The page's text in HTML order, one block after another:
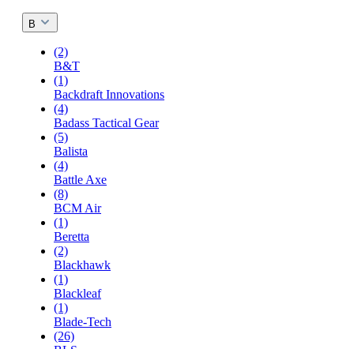
B
(2)
B&T
(1)
Backdraft Innovations
(4)
Badass Tactical Gear
(5)
Balista
(4)
Battle Axe
(8)
BCM Air
(1)
Beretta
(2)
Blackhawk
(1)
Blackleaf
(1)
Blade-Tech
(26)